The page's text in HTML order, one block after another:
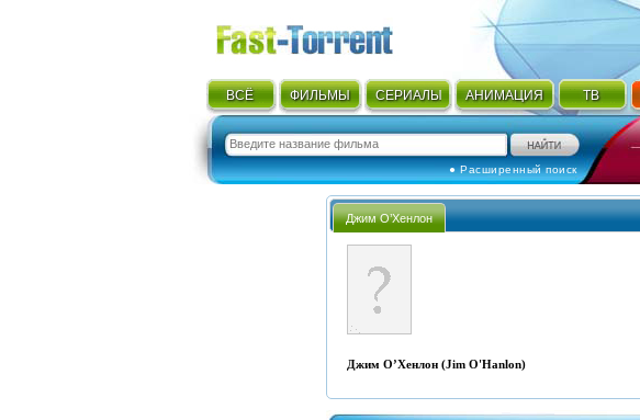
ВСЁ ФИЛЬМЫ СЕРИАЛЫ АНИМАЦИЯ ТВ
● Расширенный поиск
Джим О’Хенлон
Джим О’Хенлон (Jim O'Hanlon)